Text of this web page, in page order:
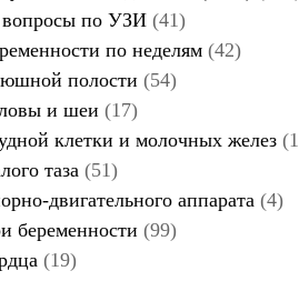
вопросы по УЗИ (41)
по неделям (42)
полости (54)
и шеи (17)
клетки и молочных желез
таза (51)
двигательного аппарата (4)
беременности (99)
(19)